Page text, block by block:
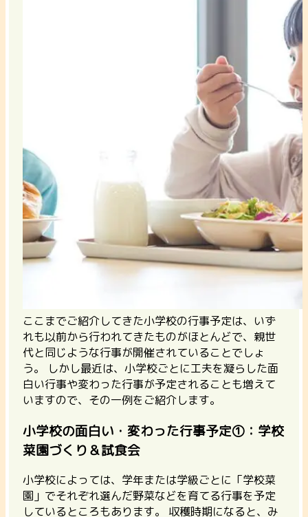
ここまでご紹介してきた小学校の行事予定は、いず
れも以前から行われてきたものがほとんどで、親世
代と同じような行事が開催されていることでしょ
う。 しかし最近は、小学校ごとに工夫を凝らした面
白い行事や変わった行事が予定されることも増えて
いますので、その一例をご紹介します。
小学校の面白い・変わった行事予定①：学校
菜園づくり＆試食会
小学校によっては、学年または学級ごとに「学校菜
園」でそれぞれ選んだ野菜などを育てる行事を予定
しているところもあります。 収穫時期になると、み